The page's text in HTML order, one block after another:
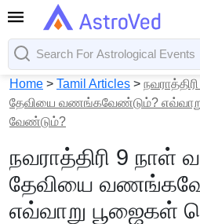
Home > Tamil Articles >
தேவியை வணங்கவேண்டும்?
வேண்டும்?
நவராத்திரி 9 நாள்
தேவியை
எவ்வாறு பூஜைகள்